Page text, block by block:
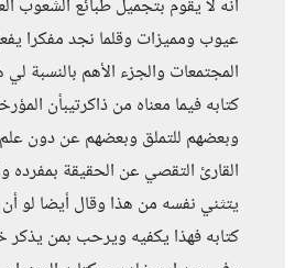
أنه لا يقوم بتجميل طبائع الشعوب
عيوب ومميزات وقلما نجد مفكرا
المجتمعات والجزء الأهم بالنسبة
كتابه فيما معناه من ذاكرتيبأن
وبعضهم للتملق وبعضهم عن دون
القارئ التقصي عن الحقيقة بمفرده
يتثني نفسه من هذا وقال أيضا لو
كتابه فهذا يكفيه ويرحب بمن يذكر